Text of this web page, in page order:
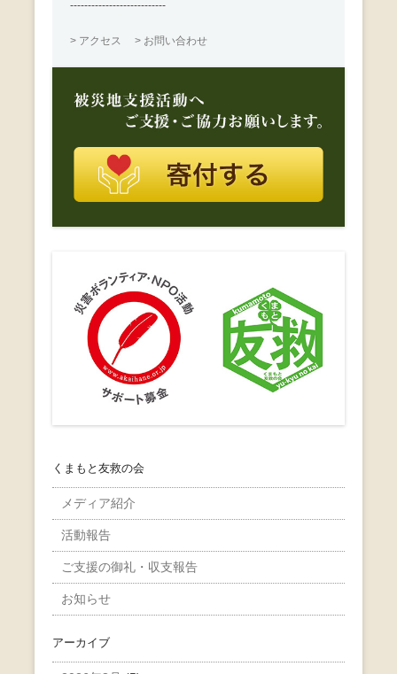
---------------------------
> アクセス > お問い合わせ
くまもと友救の会
メディア紹介
活動報告
ご支援の御礼・収支報告
お知らせ
アーカイブ